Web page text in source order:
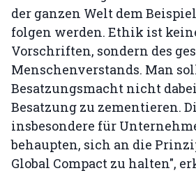
der ganzen Welt dem
folgen werden. Ethik ist
Vorschriften, sondern des
Menschenverstands. Man
Besatzungsmacht nicht
Besatzung zu zementieren.
insbesondere für
behaupten, sich an die
Global Compact zu halten",